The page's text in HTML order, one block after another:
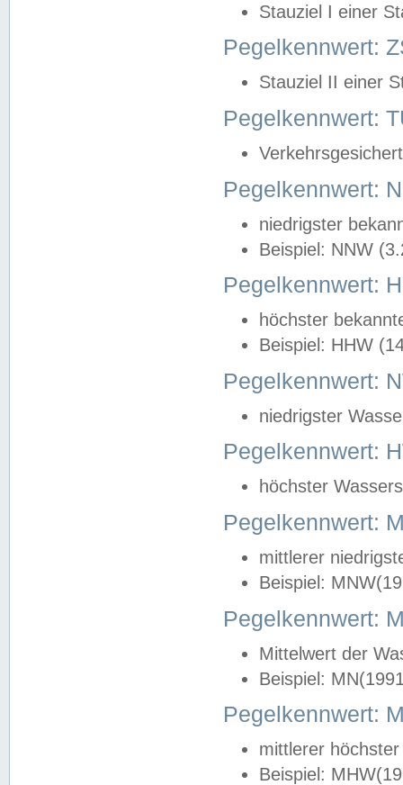
Stauziel I einer
Pegelkennwert:
Stauziel II einer
Pegelkennwert:
Pegelkennwert:
niedrigster
Beispiel: NNW
Pegelkennwert:
höchster
Beispiel: HHW
Pegelkennwert:
niedrigster
Pegelkennwert:
höchster
Pegelkennwert:
mittlerer
Beispiel:
Pegelkennwert:
Mittelwert der
Beispiel:
Pegelkennwert:
mittlerer
Beispiel: